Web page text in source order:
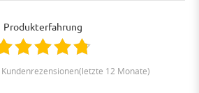
Produkterfahrung
Kundenrezensionen(letzte 12 Monate)